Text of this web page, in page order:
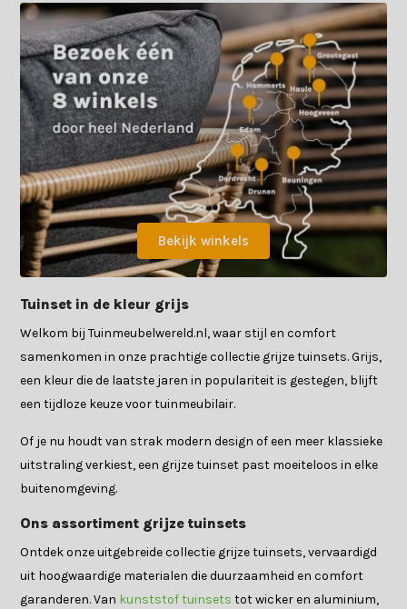
Bekijk winkels
Tuinset in de kleur grijs
Welkom bij Tuinmeubelwereld.nl, waar stijl en comfort
samenkomen in onze prachtige collectie grijze tuinsets. Grijs,
een kleur die de laatste jaren in populariteit is gestegen, blijft
een tijdloze keuze voor tuinmeubilair.
Of je nu houdt van strak modern design of een meer klassieke
uitstraling verkiest, een grijze tuinset past moeiteloos in elke
buitenomgeving.
Ons assortiment grijze tuinsets
Ontdek onze uitgebreide collectie grijze tuinsets, vervaardigd
uit hoogwaardige materialen die duurzaamheid en comfort
garanderen. Van kunststof tuinsets tot wicker en aluminium,